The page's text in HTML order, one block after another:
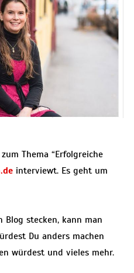
Thema “Erfolgreiche
interviewt. Es geht um
Blog stecken, kann man
Du anders machen
würdest und vieles mehr.